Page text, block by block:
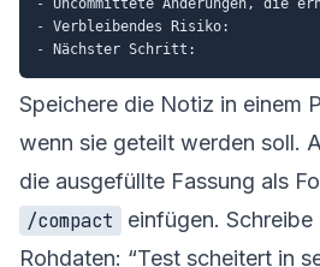
-
-
-
Speichere die Notiz in einem
wenn sie geteilt werden soll.
die ausgefüllte Fassung als
/compact
einfügen.
Rohdaten: “Test scheitert in